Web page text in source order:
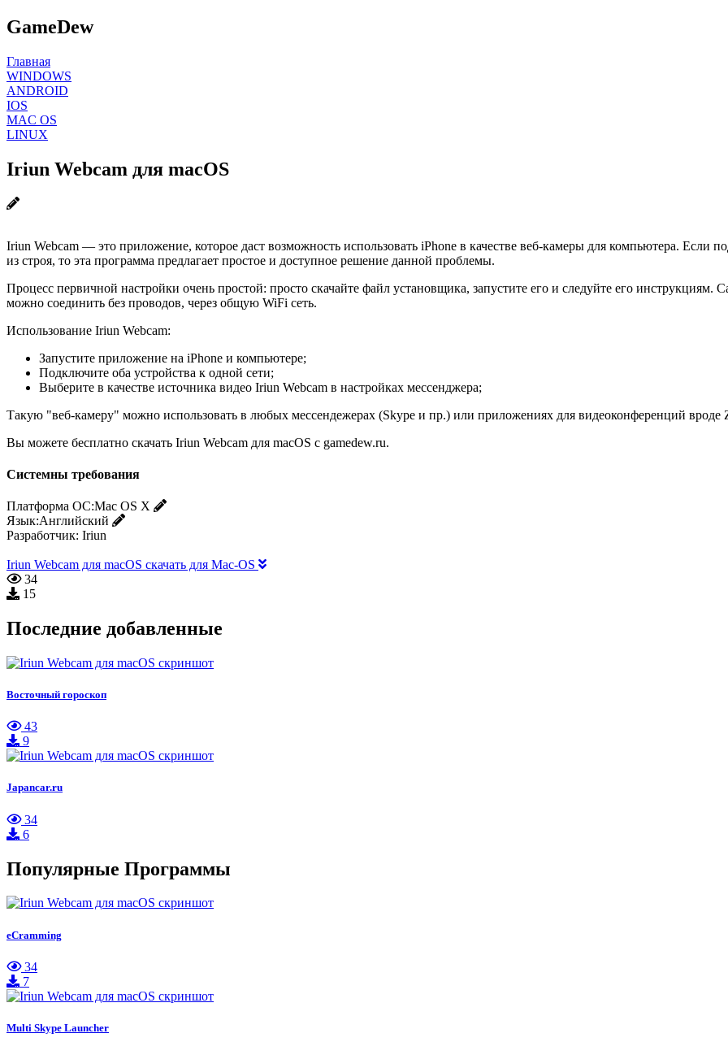
GameDew
Главная
WINDOWS
ANDROID
IOS
MAC OS
LINUX
Iriun Webcam для macOS
Iriun Webcam — это приложение, которое даст возможность использовать iPhone в качестве веб-камеры для компьютера. Если
из строя, то эта программа предлагает простое и доступное решение данной проблемы.
Процесс первичной настройки очень простой: просто скачайте файл установщика, запустите его и следуйте его
можно соединить без проводов, через общую WiFi сеть.
Использование Iriun Webcam:
Запустите приложение на iPhone и компьютере;
Подключите оба устройства к одной сети;
Выберите в качестве источника видео Iriun Webcam в настройках мессенджера;
Такую "веб-камеру" можно использовать в любых мессендежерах (Skype и пр.) или приложениях для видеоконференций вроде
Вы можете бесплатно скачать Iriun Webcam для macOS с gamedew.ru.
Системны требования
Платформа ОС:Mac OS X
Язык:Английский
Разработчик: Iriun
Iriun Webcam для macOS скачать для Mac-OS
34
15
Последние добавленные
Восточный гороскоп
43
9
Japancar.ru
34
6
Популярные Программы
eCramming
34
7
Multi Skype Launcher